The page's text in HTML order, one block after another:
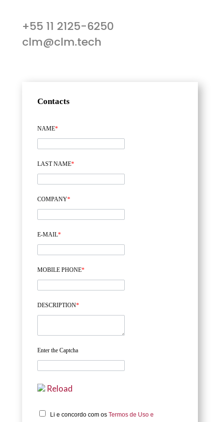
+55 11 2125-6250
clm@clm.tech
Contacts
NAME*
LAST NAME*
COMPANY*
E-MAIL*
MOBILE PHONE*
DESCRIPTION*
Enter the Captcha
Reload
Li e concordo com os Termos de Uso e